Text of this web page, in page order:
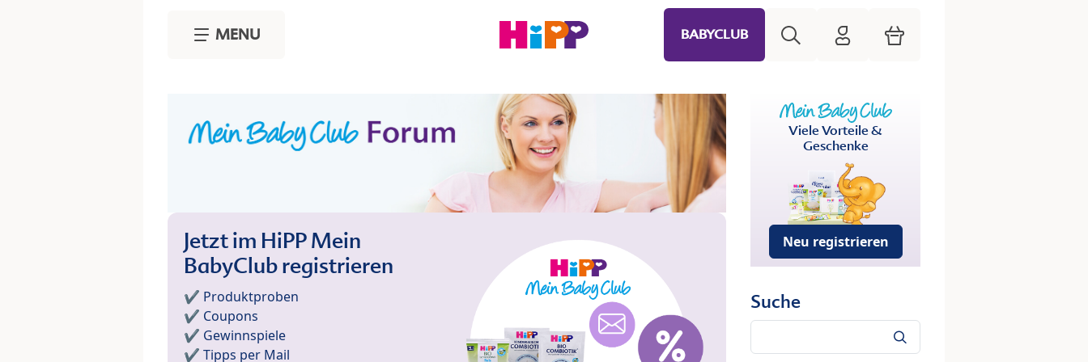
MENU BABYCLUB HiPP Mein Babyclub
Warenkorb
Jetzt im HiPP Mein
BabyClub registrieren
✔️ Produktproben
✔️ Coupons
✔️ Gewinnspiele
✔️ Tipps per Mail
Viele Vorteile &
Geschenke
Neu registrieren
Suche